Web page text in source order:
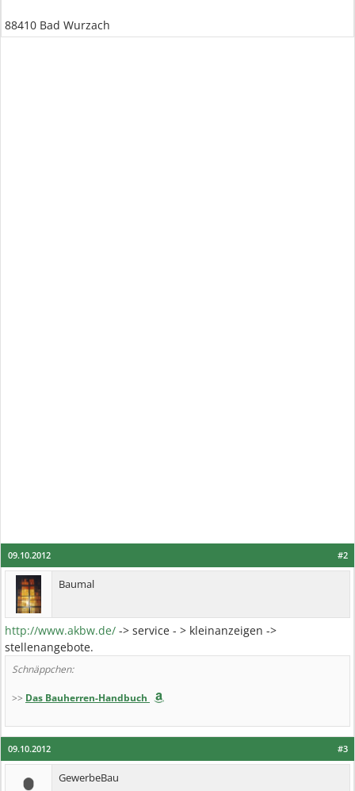
88410 Bad Wurzach
#2
09.10.2012
Baumal
http://www.akbw.de/ -> service - > kleinanzeigen ->
stellenangebote.
Schnäppchen:
>> Das Bauherren-Handbuch
#3
09.10.2012
GewerbeBau